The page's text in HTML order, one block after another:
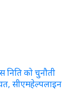
निति को चुनौती
सीएमहेल्पलाइन